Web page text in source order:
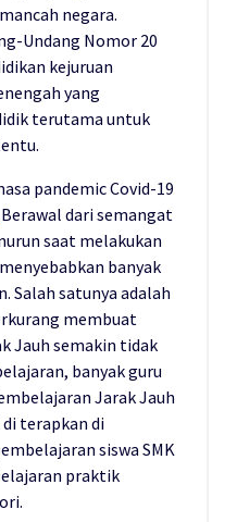
negara.
Undang Nomor 20
kejuruan
yang
terutama untuk
pandemic Covid-19
Berawal dari semangat
saat melakukan
banyak
Salah satunya adalah
membuat
Jauh semakin tidak
banyak guru
Jarak Jauh
terapkan di
siswa SMK
praktik